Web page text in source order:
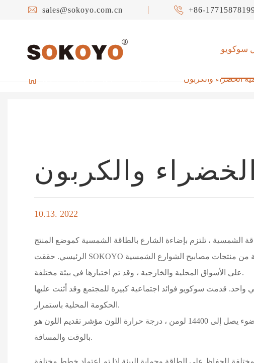
 sales@sokoyo.com.cn  +86-
سوكويو
 الخضراء والكربون
الخضراء والكربون
10.13. 2022
الشمسية ، تلتزم بإضاءة الشارع بالطاقة الشمسية كموضع المنتج
الرئيسي. حققت SOKOYO جميع المنتجات البحث والتطوير المستقل ، الإنتاج المستقل. في الوقت الحالي ، يمكن تطبيق ما يقرب من مليون مجموعة من منتجات مصابيح الشوارع الشمسية
على الأسواق المحلية والخارجية ، وقد تم اختبارها في بيئة مختلفة.
من 80 واط مصابيح الشوارع الشمسية كلها في واحد. قدمت سوكويو فوائد اجتماعية كبيرة للمجتمع وقد أثنت عليها
الحكومة المحلية باستمرار.
تصميم المشروع: ارتفاع عمود المصباح 10 أمتار ، قوة مصدر الضوء 80 واط ، إجمالي تدفق الضوء يصل إلى 14400 لومن ، درجة حرارة اللون مؤشر تقديم اللون هو ≥ Ra70 ، ويمكن التحكم فيه
بالوقت والمسافة.